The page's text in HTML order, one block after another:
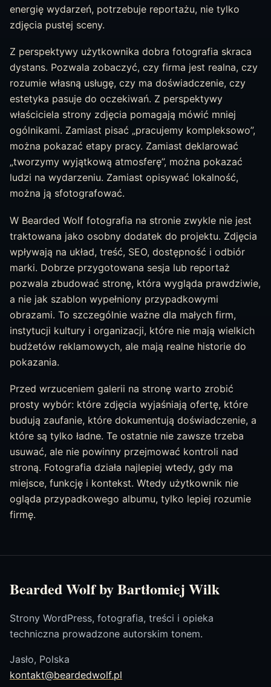
energię wydarzeń, potrzebuje reportażu, nie tylko
zdjęcia pustej sceny.
Z perspektywy użytkownika dobra fotografia skraca
dystans. Pozwala zobaczyć, czy firma jest realna, czy
rozumie własną usługę, czy ma doświadczenie, czy
estetyka pasuje do oczekiwań. Z perspektywy
właściciela strony zdjęcia pomagają mówić mniej
ogólnikami. Zamiast pisać „pracujemy kompleksowo”,
można pokazać etapy pracy. Zamiast deklarować
„tworzymy wyjątkową atmosferę”, można pokazać
ludzi na wydarzeniu. Zamiast opisywać lokalność,
można ją sfotografować.
W Bearded Wolf fotografia na stronie zwykle nie jest
traktowana jako osobny dodatek do projektu. Zdjęcia
wpływają na układ, treść, SEO, dostępność i odbiór
marki. Dobrze przygotowana sesja lub reportaż
pozwala zbudować stronę, która wygląda prawdziwie,
a nie jak szablon wypełniony przypadkowymi
obrazami. To szczególnie ważne dla małych firm,
instytucji kultury i organizacji, które nie mają wielkich
budżetów reklamowych, ale mają realne historie do
pokazania.
Przed wrzuceniem galerii na stronę warto zrobić
prosty wybór: które zdjęcia wyjaśniają ofertę, które
budują zaufanie, które dokumentują doświadczenie, a
które są tylko ładne. Te ostatnie nie zawsze trzeba
usuwać, ale nie powinny przejmować kontroli nad
stroną. Fotografia działa najlepiej wtedy, gdy ma
miejsce, funkcję i kontekst. Wtedy użytkownik nie
ogląda przypadkowego albumu, tylko lepiej rozumie
firmę.
Bearded Wolf by Bartłomiej Wilk
Strony WordPress, fotografia, treści i opieka
techniczna prowadzone autorskim tonem.
Jasło, Polska
kontakt@beardedwolf.pl